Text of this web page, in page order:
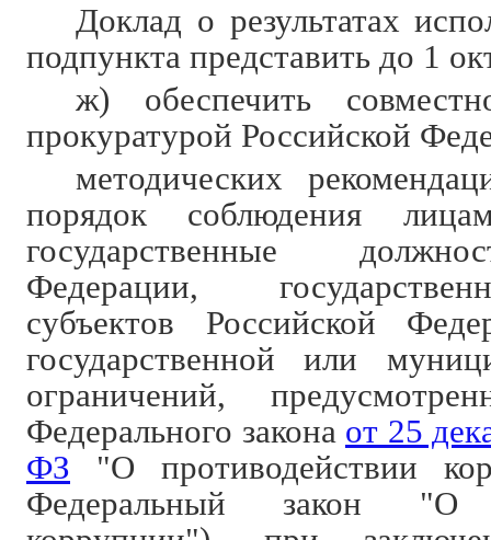
Доклад о результатах
подпункта представить до 1
ж) обеспечить
прокуратурой Российской
методических
порядок соблюдения
государственные
Федерации,
субъектов Российской
государственной или
ограничений,
Федерального закона от 25
ФЗ "О противодействии
Федеральный закон "О